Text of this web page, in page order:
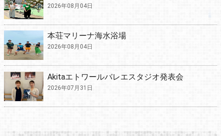
2026年08月04日
本荘マリーナ海水浴場
2026年08月04日
Akitaエトワールバレエスタジオ発表会
2026年07月31日